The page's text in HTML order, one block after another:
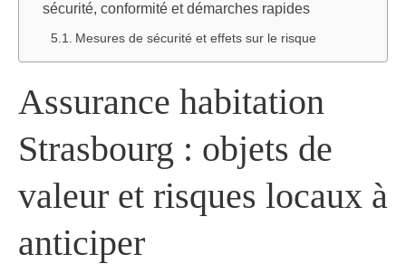
sécurité, conformité et démarches rapides
Mesures de sécurité et effets sur le risque
Assurance habitation
Strasbourg : objets de
valeur et risques locaux à
anticiper